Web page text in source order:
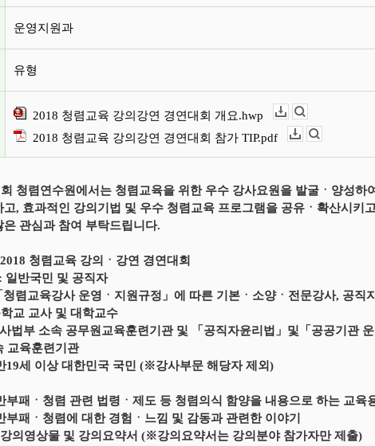
운영지원과
유형
2018 청렴교육 강의강연 경연대회 개요.hwp
2018 청렴교육 강의강연 경연대회 참가 TIP.pdf
청렴연수원에서는 청렴교육을 위한 우수 강사요원을 발굴ㆍ양성하
고, 효과적인 강의기법 및 우수 청렴교육 프로그램을 공유ㆍ확산시키
은 관심과 참여 부탁드립니다.
청렴교육 강의ㆍ강연 경연대회
일반국민 및 공직자
렴교육강사 운영ㆍ지원규정」에 따른 기본ㆍ소양ㆍ전문강사, 공직
교 교사 및 대학교수
법부 소속 공무원교육훈련기관 및 「공직자윤리법」및「공공기관
교육훈련기관
19세 이상 대한민국 국민 (※강사부문 해당자 제외)
부패ㆍ청렴 관련 법령ㆍ제도 등 청렴의식 함양을 내용으로 하는 교육
부패ㆍ청렴에 대한 경험ㆍ느낌 및 감동과 관련한 이야기
의영상물 및 강의요약서 (※강의요약서는 강의분야 참가자만 제출)